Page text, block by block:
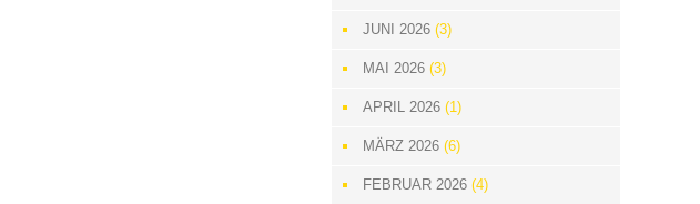
JUNI 2026(3)
MAI 2026(3)
APRIL 2026(1)
MÄRZ 2026(6)
FEBRUAR 2026(4)